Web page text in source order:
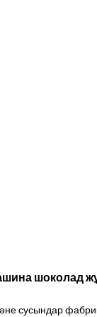
шоколад
сусындар